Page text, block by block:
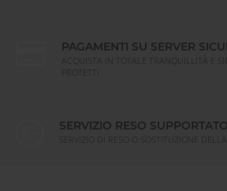
PAGAMENTI SU SERVER
ACQUISTA IN TOTALE TRANQUILLITÀ E
SERVIZIO RESO SUPPORTATO
SERVIZIO DI RESO O SOSTITUZIONE